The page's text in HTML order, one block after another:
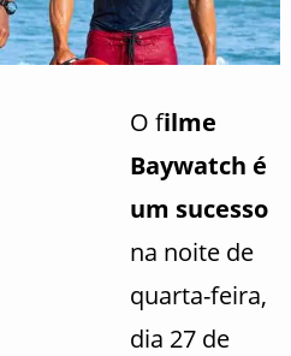
O filme
Baywatch é
um sucesso
na noite de
quarta-feira,
dia 27 de